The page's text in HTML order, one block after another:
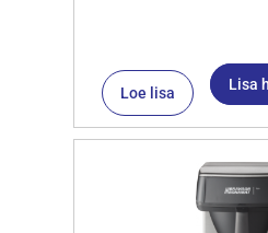
Loe lisa Lisa